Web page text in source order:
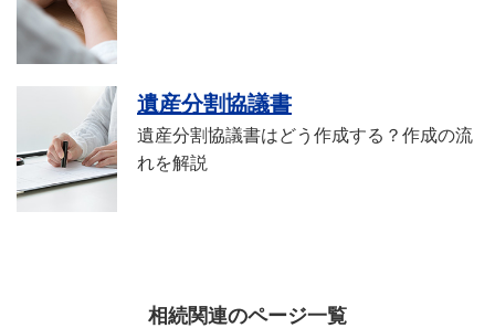
遺産分割協議書
遺産分割協議書はどう作成する？作成の流
れを解説
相続関連のページ一覧